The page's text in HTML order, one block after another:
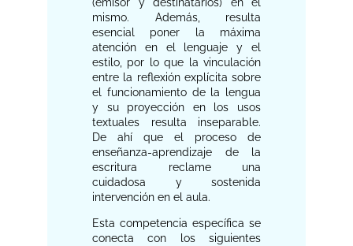
(emisor y destinatarios) en el
mismo. Además, resulta
esencial poner la máxima
atención en el lenguaje y el
estilo, por lo que la vinculación
entre la reflexión explícita sobre
el funcionamiento de la lengua
y su proyección en los usos
textuales resulta inseparable.
De ahí que el proceso de
enseñanza-aprendizaje de la
escritura reclame una
cuidadosa y sostenida
intervención en el aula.
Esta competencia específica se
conecta con los siguientes